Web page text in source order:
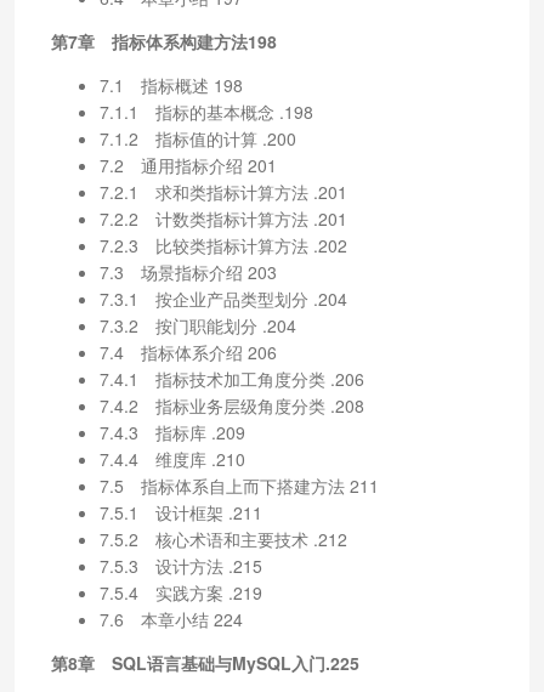
第7章 指标体系构建方法198
7.1 指标概述 198
7.1.1 指标的基本概念 .198
7.1.2 指标值的计算 .200
7.2 通用指标介绍 201
7.2.1 求和类指标计算方法 .201
7.2.2 计数类指标计算方法 .201
7.2.3 比较类指标计算方法 .202
7.3 场景指标介绍 203
7.3.1 按企业产品类型划分 .204
7.3.2 按门职能划分 .204
7.4 指标体系介绍 206
7.4.1 指标技术加工角度分类 .206
7.4.2 指标业务层级角度分类 .208
7.4.3 指标库 .209
7.4.4 维度库 .210
7.5 指标体系自上而下搭建方法 211
7.5.1 设计框架 .211
7.5.2 核心术语和主要技术 .212
7.5.3 设计方法 .215
7.5.4 实践方案 .219
7.6 本章小结 224
第8章 SQL语言基础与MySQL入门.225